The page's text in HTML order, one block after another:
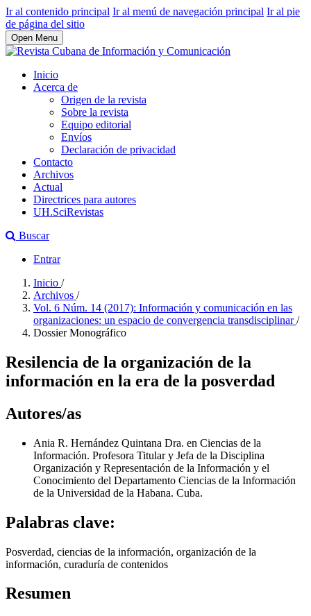
Ir al contenido principal Ir al menú de navegación principal Ir al pie
de página del sitio
Open Menu
Inicio
Acerca de
Origen de la revista
Sobre la revista
Equipo editorial
Envíos
Declaración de privacidad
Contacto
Archivos
Actual
Directrices para autores
UH.SciRevistas
Buscar
Entrar
Inicio /
Archivos /
Vol. 6 Núm. 14 (2017): Información y comunicación en las
organizaciones: un espacio de convergencia transdisciplinar/
Dossier Monográfico
Resilencia de la organización de la
información en la era de la posverdad
Autores/as
Ania R. Hernández Quintana Dra. en Ciencias de la
Información. Profesora Titular y Jefa de la Disciplina
Organización y Representación de la Información y el
Conocimiento del Departamento Ciencias de la Información
de la Universidad de la Habana. Cuba.
Palabras clave:
Posverdad, ciencias de la información, organización de la
información, curaduría de contenidos
Resumen